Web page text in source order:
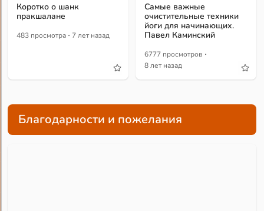
Коротко о шанк
пракшалане
483 просмотра · 7 лет назад
Самые важные
очистительные техники
йоги для начинающих.
Павел Каминский
6777 просмотров ·
8 лет назад
Благодарности и пожелания